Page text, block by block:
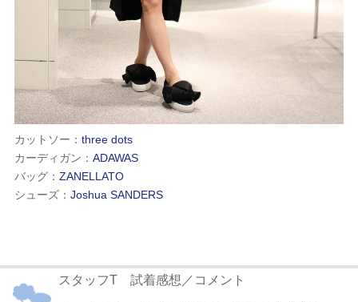
カットソー： three dots
カーディガン： ADAWAS
バッグ： ZANELLATO
シューズ： Joshua SANDERS
スタッフT 試着感想／コメント